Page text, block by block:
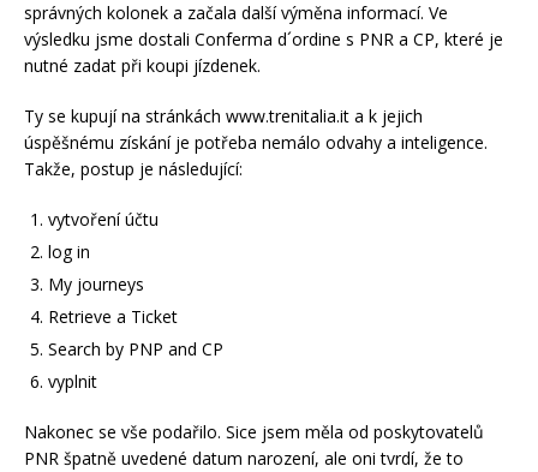
správných kolonek a začala další výměna informací. Ve
výsledku jsme dostali Conferma d´ordine s PNR a CP, které je
nutné zadat při koupi jízdenek.
Ty se kupují na stránkách www.trenitalia.it a k jejich
úspěšnému získání je potřeba nemálo odvahy a inteligence.
Takže, postup je následující:
vytvoření účtu
log in
My journeys
Retrieve a Ticket
Search by PNP and CP
vyplnit
Nakonec se vše podařilo. Sice jsem měla od poskytovatelů
PNR špatně uvedené datum narození, ale oni tvrdí, že to